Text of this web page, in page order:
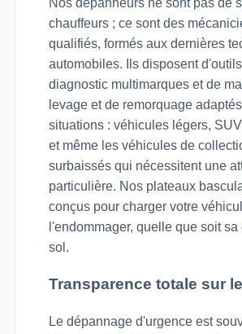
chauffeurs ; ce sont des
qualifiés, formés aux dernières
automobiles. Ils disposent
diagnostic multimarques et de
levage et de remorquage
situations : véhicules légers,
et même les véhicules de
surbaissés qui nécessitent une
particulière. Nos plateaux
conçus pour charger votre
l'endommager, quelle que soit sa
sol.
Transparence totale sur
Le dépannage d'urgence est